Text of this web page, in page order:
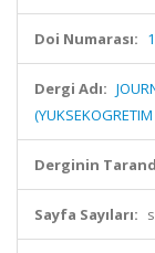
Doi Numarası:
Dergi Adı:
Derginin
Sayfa Sayıları: